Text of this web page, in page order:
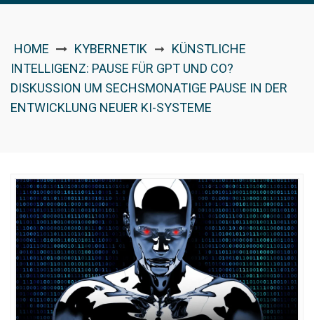
HOME KYBERNETIK ➞ KÜNSTLICHE
INTELLIGENZ: PAUSE FÜR GPT UND CO?
DISKUSSION UM SECHSMONATIGE PAUSE IN DER
ENTWICKLUNG NEUER KI-SYSTEME